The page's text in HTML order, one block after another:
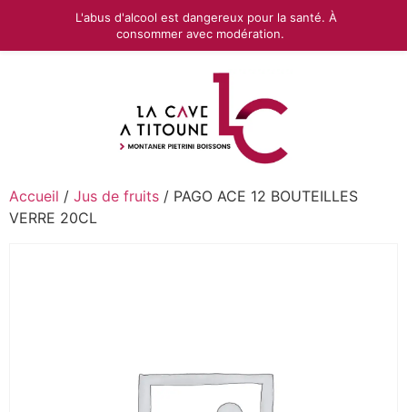
Accueil / Jus de fruits / PAGO ACE 12 BOUTEILLES
VERRE 20CL
L'abus d'alcool est dangereux pour la santé. À
consommer avec modération.